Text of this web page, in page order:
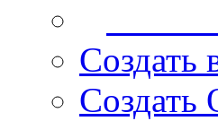
Создать
Создать